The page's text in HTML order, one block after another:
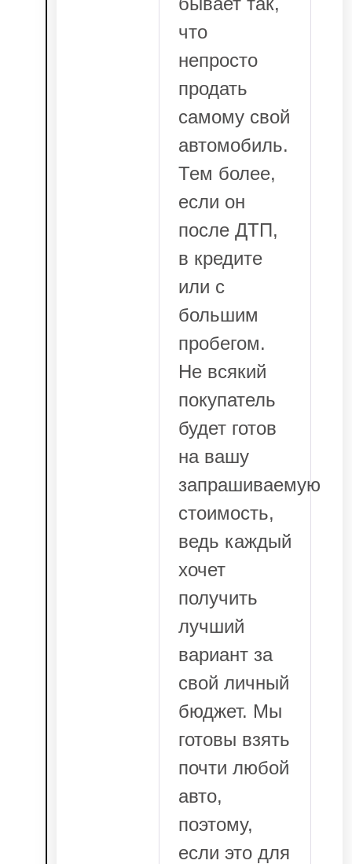
что
непросто
продать
самому свой
автомобиль.
Тем более,
если он
после ДТП,
в кредите
или с
большим
пробегом.
Не всякий
покупатель
будет готов
на вашу
запрашиваемую
стоимость,
ведь каждый
хочет
получить
лучший
вариант за
свой личный
бюджет. Мы
готовы взять
почти любой
авто,
поэтому,
если это для